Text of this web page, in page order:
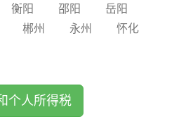
衡阳 邵阳
岳阳
郴州 永州
怀化
个人所得税